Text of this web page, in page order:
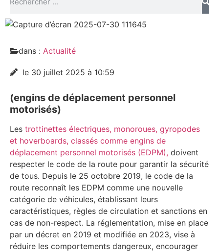
(engins de déplacement personnel
motorisés)
Les trottinettes électriques, monoroues, gyropodes
et hoverboards, classés comme engins de
déplacement personnel motorisés (EDPM), doivent
respecter le code de la route pour garantir la sécurité
de tous. Depuis le 25 octobre 2019, le code de la
route reconnaît les EDPM comme une nouvelle
catégorie de véhicules, établissant leurs
caractéristiques, règles de circulation et sanctions en
cas de non-respect. La réglementation, mise en place
par un décret en 2019 et modifiée en 2023, vise à
réduire les comportements dangereux, encourager
dans : Actualité
le 30 juillet 2025 à 10:59